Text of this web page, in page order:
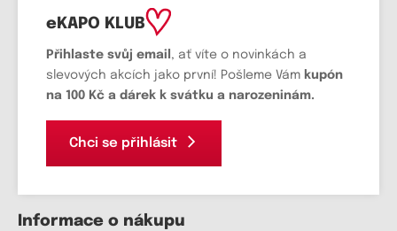
eKAPO KLUB
Přihlaste svůj email , ať víte o novinkách a
slevových akcích jako první! Pošleme Vám kupón
na 100 Kč a dárek k svátku a narozeninám.
Chci se přihlásit
Informace o nákupu